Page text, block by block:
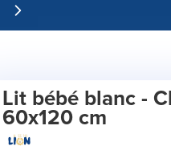
Lit bébé blanc -
60x120 cm